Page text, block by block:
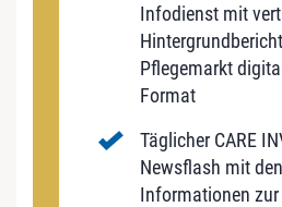
Infodienst mit
Pflegemarkt
Format
Täglicher CARE
Newsflash mit
Informationen zur